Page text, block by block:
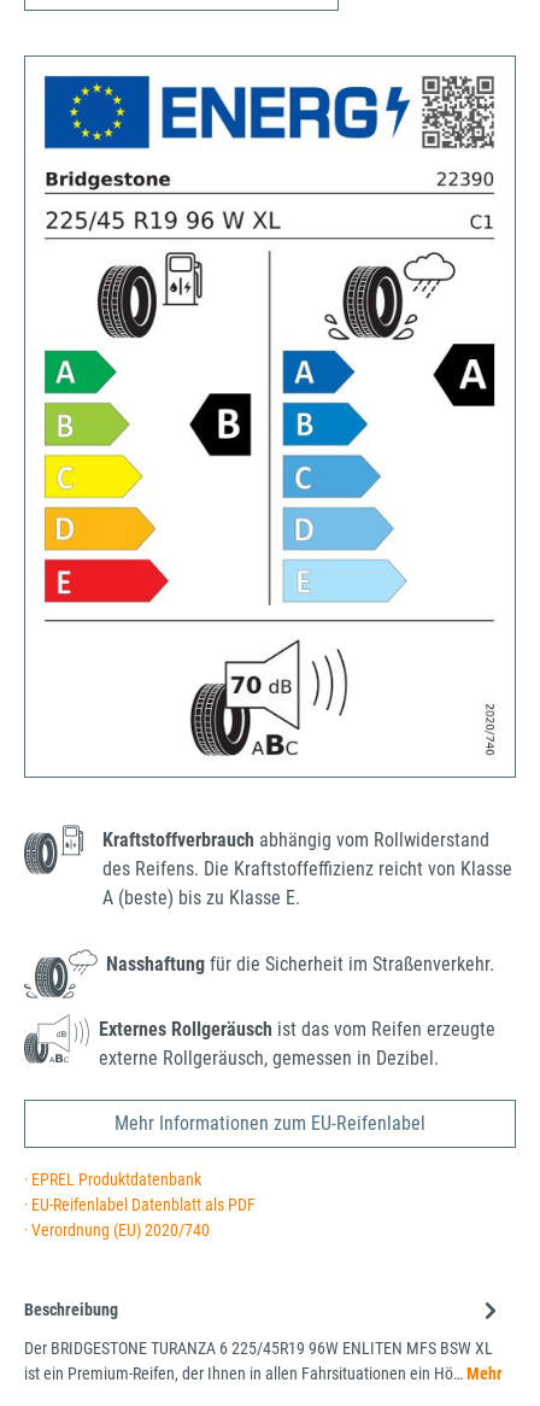
Kraftstoffverbrauch abhängig vom Rollwiderstand
des Reifens. Die Kraftstoffeffizienz reicht von Klasse
A (beste) bis zu Klasse E.
Nasshaftung für die Sicherheit im Straßenverkehr.
Externes Rollgeräusch ist das vom Reifen erzeugte
externe Rollgeräusch, gemessen in Dezibel.
Mehr Informationen zum EU-Reifenlabel
· EPREL Produktdatenbank
· EU-Reifenlabel Datenblatt als PDF
· Verordnung (EU) 2020/740
Beschreibung
Der BRIDGESTONE TURANZA 6 225/45R19 96W ENLITEN MFS BSW XL
ist ein Premium-Reifen, der Ihnen in allen Fahrsituationen ein Hö…Mehr